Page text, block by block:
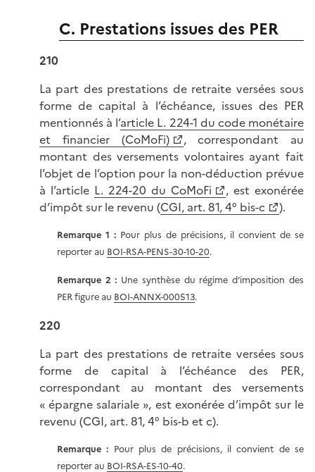
C. Prestations issues des PER
210
La part des prestations de retraite versées sous
forme de capital à l’échéance, issues des PER
mentionnés à l’article L. 224-1 du code monétaire
et financier (CoMoFi)
, correspondant au
montant des versements volontaires ayant fait
l’objet de l’option pour la non-déduction prévue
à l’article L. 224-20 du CoMoFi
, est exonérée
d’impôt sur le revenu (CGI, art. 81, 4° bis-c ).
Remarque 1 :Pour plus de précisions, il convient de se
reporter au BOI-RSA-PENS-30-10-20.
Remarque 2 : Une synthèse du régime d’imposition des
PER figure au BOI-ANNX-000513.
220
La part des prestations de retraite versées sous
forme de capital à l’échéance des PER,
correspondant au montant des versements
« épargne salariale », est exonérée d’impôt sur le
revenu (CGI, art. 81, 4° bis-b et c).
Remarque : Pour plus de précisions, il convient de se
reporter au BOI-RSA-ES-10-40.